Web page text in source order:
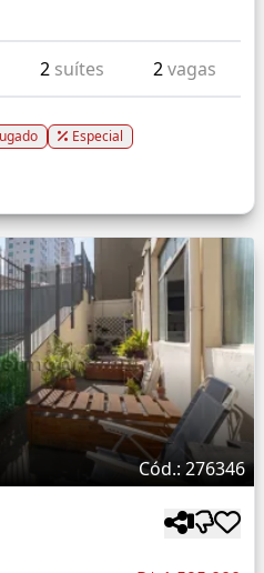
2 suítes 2vagas
Especial
Cód.: 276346